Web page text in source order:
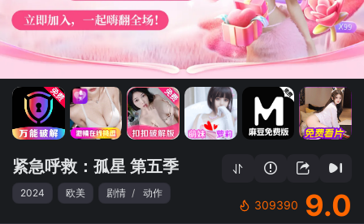
紧急呼救：孤星 第五季
2024 欧美 剧情 / 动作
309390 9.0